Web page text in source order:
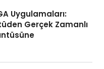
Uygulamaları:
Gerçek Zamanlı